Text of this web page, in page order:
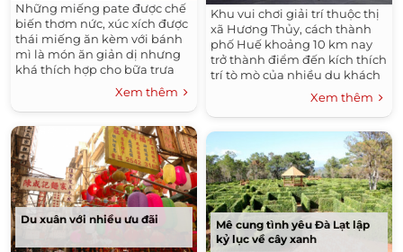
Những miếng pate được chế
biến thơm nức, xúc xích được
thái miếng ăn kèm với bánh
mì là món ăn giản dị nhưng
khá thích hợp cho bữa trưa
Xem thêm
Du xuân với nhiều ưu đãi
Khu vui chơi giải trí thuộc thị
xã Hương Thủy, cách thành
phố Huế khoảng 10 km nay
trở thành điểm đến kích thích
trí tò mò của nhiều du khách
Xem thêm
Mê cung tình yêu Đà Lạt lập
kỷ lục về cây xanh